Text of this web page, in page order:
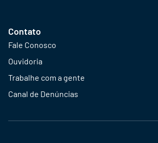
Contato
Fale Conosco
Ouvidoria
Trabalhe com a gente
Canal de Denúncias